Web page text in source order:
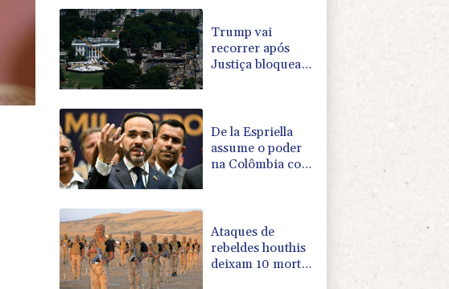
Trump vai
recorrer após
Justiça bloquear
De la Espriella
assume o poder
na Colômbia com
Ataques de
rebeldes houthis
deixam 10 mortos